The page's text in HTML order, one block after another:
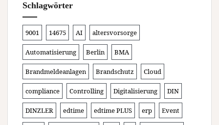
Schlagwörter
9001 14675 AI altersvorsorge
Automatisierung Berlin BMA
Brandmeldeanlagen Brandschutz Cloud
compliance Controlling Digitalisierung DIN
DINZLER edtime edtime PLUS erp Event